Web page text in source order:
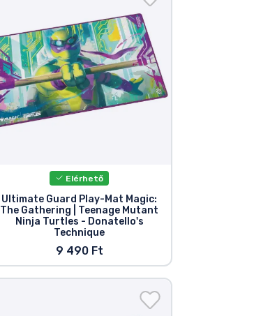
Elérhető
Ultimate Guard Play-Mat Magic:
The Gathering | Teenage Mutant
Ninja Turtles - Donatello's
Technique
9 490 Ft